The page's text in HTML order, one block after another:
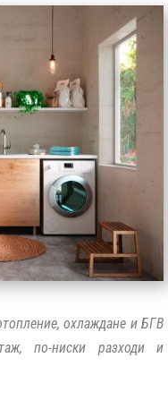
охлаждане и БГВ
по-ниски разходи и